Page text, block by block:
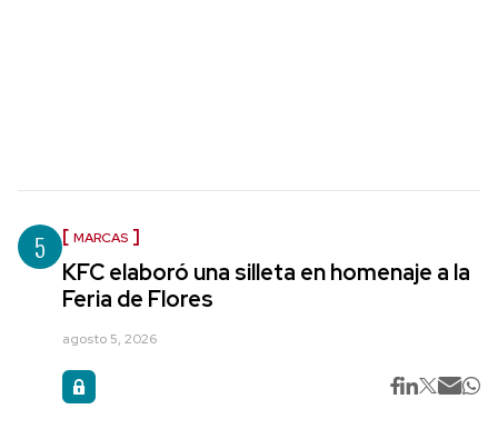
5 MARCAS
KFC elaboró una silleta en homenaje a la
Feria de Flores
agosto 5, 2026